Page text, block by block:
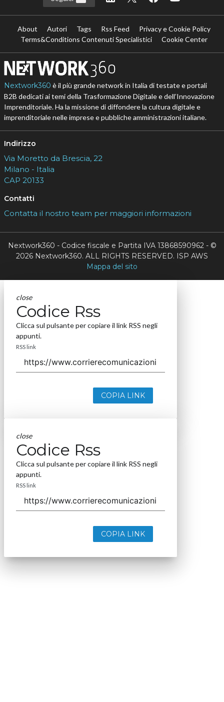
About Autori Tags Rss Feed
Privacy e Cookie Policy
Terms&Conditions Contenuti Specialistici
Cookie Center
Nextwork360 è il più grande network in Italia di testate e portali
B2B dedicati ai temi della Trasformazione Digitale e dell’Innovazione
Imprenditoriale. Ha la missione di diffondere la cultura digitale e
imprenditoriale nelle imprese e pubbliche amministrazioni italiane.
Indirizzo
Via Moretto da Brescia, 22
Milano - Italia
CAP 20133
Contatti
Contatta il nostro team per maggiori informazioni
Nextwork360 - Codice fiscale e Partita IVA 13868590962 - ©
2026 Nextwork360. ALL RIGHTS RESERVED. ISP AWS
Mappa del sito
close
Codice Rss
Clicca sul pulsante per copiare il link RSS negli
appunti.
RSS link
COPIA LINK
close
Codice Rss
Clicca sul pulsante per copiare il link RSS negli
appunti.
RSS link
COPIA LINK